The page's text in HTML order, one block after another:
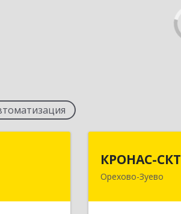
КРОНАС-СКТ
Орехово-Зуево
142600,